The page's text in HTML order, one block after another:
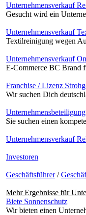
Unternehmensverkauf
Gesucht wird ein
Unternehmensverkauf
Textilreinigung wegen
Unternehmensverkauf
E-Commerce BC Brand
Franchise / Lizenz
Wir suchen Dich
Sie suchen einen
Unternehmensverkauf
Investoren
Geschäftsführer/
Mehr Ergebnisse für
Biete Sonnenschutz
Wir bieten einen